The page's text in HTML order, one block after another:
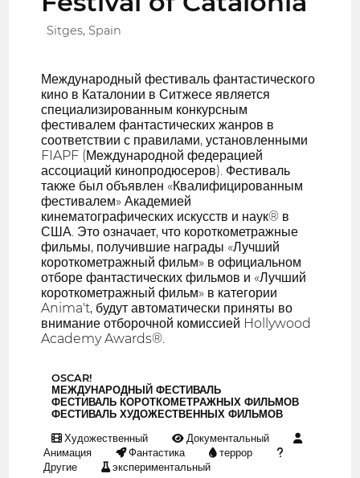
Sitges, Spain
Международный фестиваль фантастического
кино в Каталонии в Ситжесе является
специализированным конкурсным
фестивалем фантастических жанров в
соответствии с правилами, установленными
FIAPF (Международной федерацией
ассоциаций кинопродюсеров). Фестиваль
также был объявлен «Квалифицированным
фестивалем» Академией
кинематографических искусств и наук® в
США. Это означает, что короткометражные
фильмы, получившие награды «Лучший
короткометражный фильм» в официальном
отборе фантастических фильмов и «Лучший
короткометражный фильм» в категории
Anima't, будут автоматически приняты во
внимание отборочной комиссией Hollywood
Academy Awards®.
OSCAR!
МЕЖДУНАРОДНЫЙ ФЕСТИВАЛЬ
ФЕСТИВАЛЬ КОРОТКОМЕТРАЖНЫХ ФИЛЬМОВ
ФЕСТИВАЛЬ ХУДОЖЕСТВЕННЫХ ФИЛЬМОВ
Художественный
Документальный
Анимация
Фантастика
террор
Другие
экспериментальный